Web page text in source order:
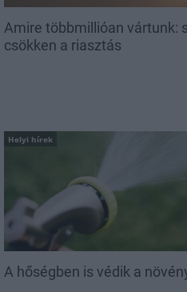
Amire többmillióan vártunk:
csökken a riasztás
Helyi hírek
A hőségben is védik a